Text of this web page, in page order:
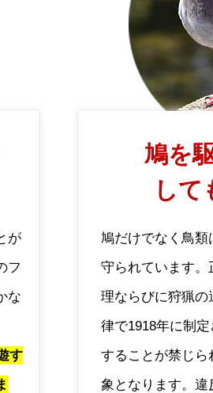
が
フ
な
す
鳩を
して
鳩だけでなく鳥類
守られています。
理ならびに狩猟
律で1918年に制
することが禁じ
象となります。違